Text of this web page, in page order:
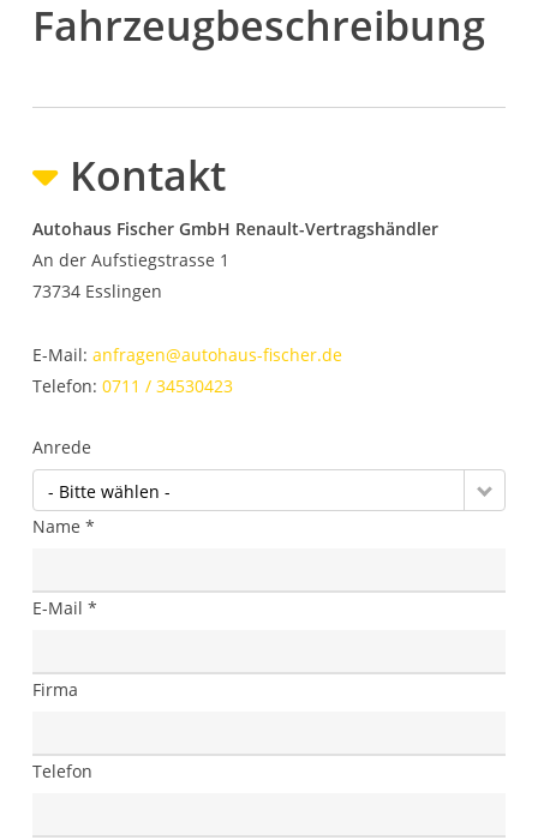
Fahrzeugbeschreibung
Kontakt
Autohaus Fischer GmbH Renault-Vertragshändler
An der Aufstiegstrasse 1
73734 Esslingen
E-Mail:anfragen@autohaus-fischer.de
Telefon:0711 / 34530423
Anrede
- Bitte wählen -
Name *
E-Mail *
Firma
Telefon